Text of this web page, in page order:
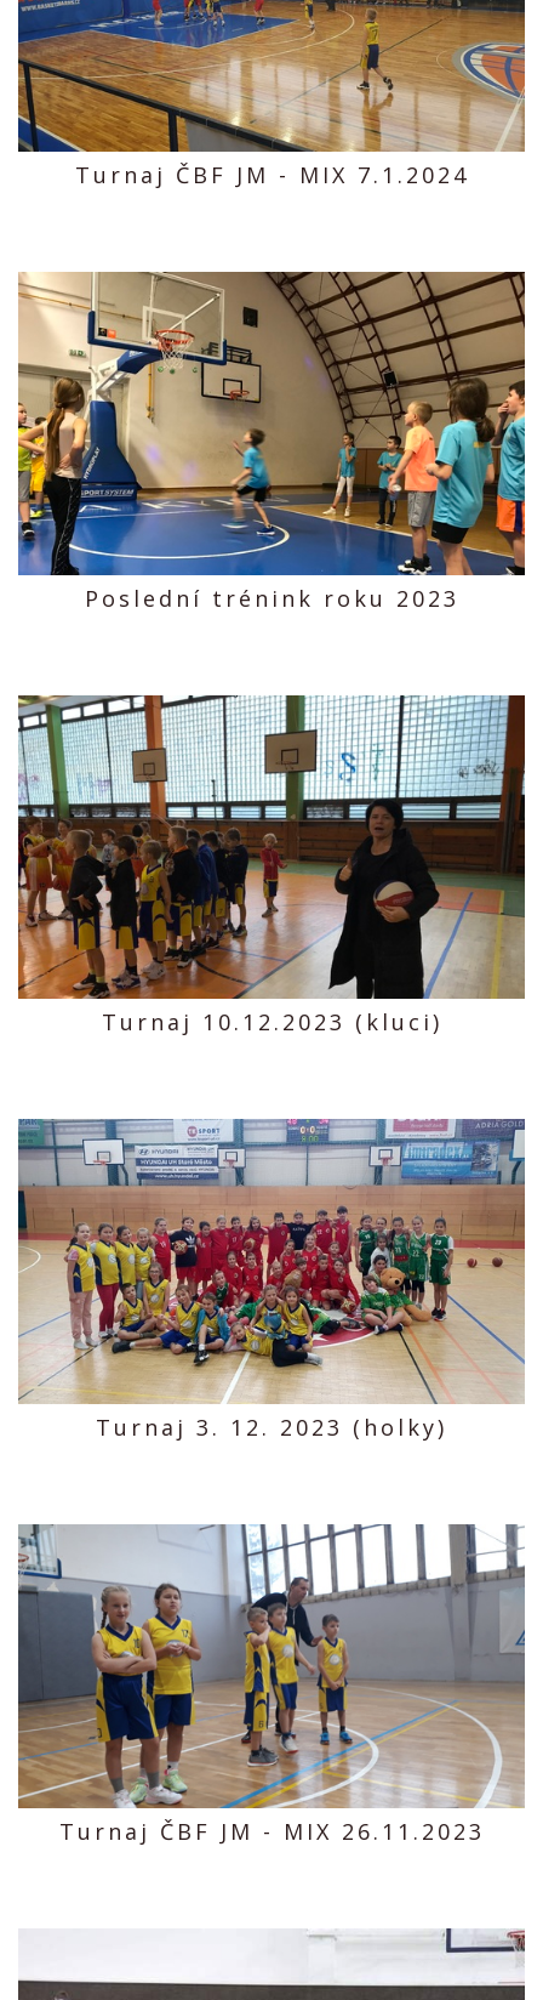
Turnaj ČBF JM - MIX 7.1.2024
Poslední trénink roku 2023
Turnaj 10.12.2023 (kluci)
Turnaj 3. 12. 2023 (holky)
Turnaj ČBF JM - MIX 26.11.2023